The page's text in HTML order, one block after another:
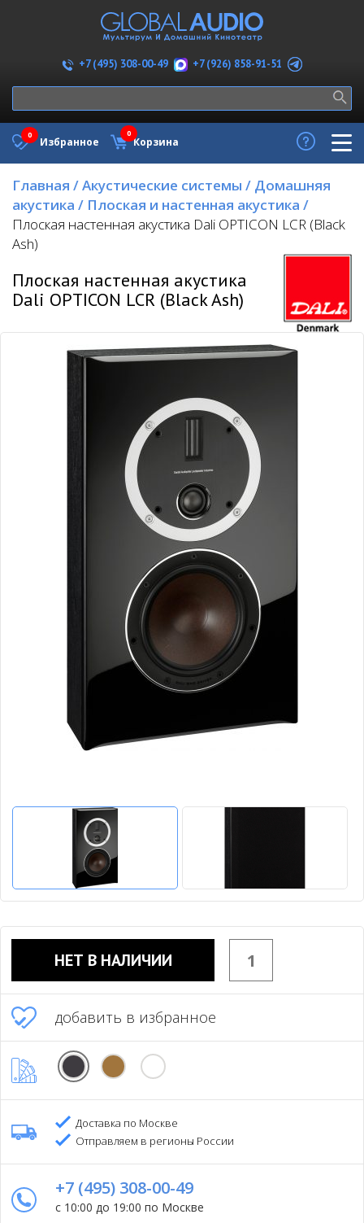
+7 (495) 308-00-49 +7 (926) 858-91-51
Избранное
0
Корзина
0
Главная /Акустические системы / Домашняя
акустика / Плоская и настенная акустика /
Плоская настенная акустика Dali OPTICON LCR (Black
Ash)
Плоская настенная акустика
Dali OPTICON LCR (Black Ash)
НЕТ В НАЛИЧИИ
добавить в избранное
Доставка по Москве
Отправляем в регионы России
+7 (495) 308-00-49
с 10:00 до 19:00 по Москве